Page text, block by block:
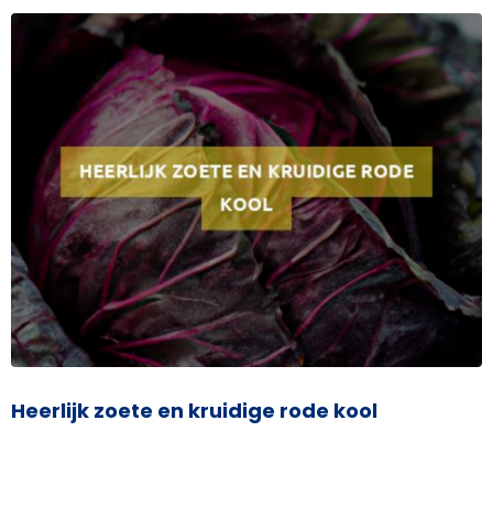
Heerlijk zoete en kruidige rode kool